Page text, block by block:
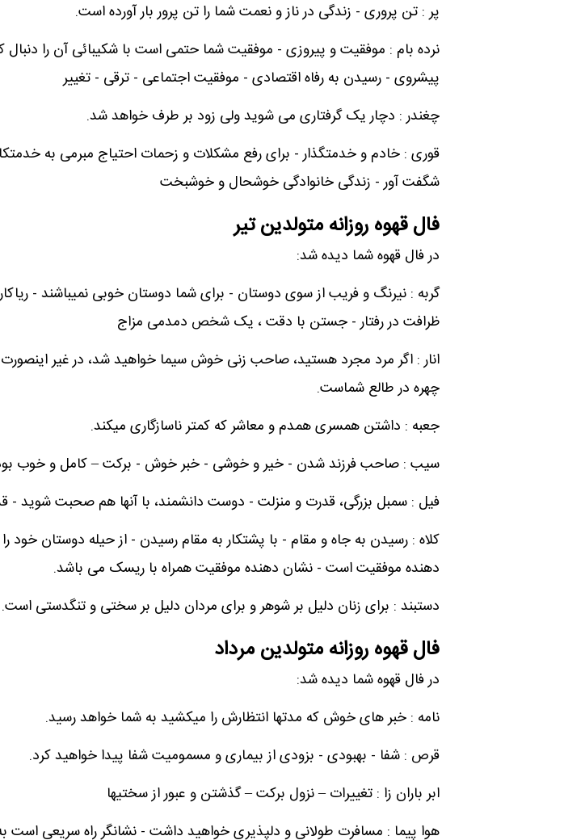
پر : تن پروری - زندگی در ناز و نعمت شما را تن پرور بار آورده است.
نرده بام : موفقیت و پیروزی - موفقیت شما حتمی است با شکیبائی آن را دنبال
پیشروی - رسیدن به رفاه اقتصادی - موفقیت اجتماعی - ترقی - تغییر
چغندر : دچار یک گرفتاری می شوید ولی زود بر طرف خواهد شد.
قوری : خادم و خدمتگذار - برای رفع مشکلات و زحمات احتیاج مبرمی به
شگفت آور - زندگی خانوادگی خوشحال و خوشبخت
فال قهوه روزانه متولدین تیر
در فال قهوه شما دیده شد:
گربه : نیرنگ و فریب از سوی دوستان - برای شما دوستان خوبی نمیباشند -
ظرافت در رفتار - جستن با دقت ، یک شخص دمدمی مزاج
انار : اگر مرد مجرد هستید، صاحب زنی خوش سیما خواهید شد، در غیر
چهره در طالع شماست.
جعبه : داشتن همسری همدم و معاشر که کمتر ناسازگاری میکند.
سیب : صاحب فرزند شدن - خیر و خوشی - خبر خوش - برکت – کامل و خوب
فیل : سمبل بزرگی، قدرت و منزلت - دوست دانشمند، با آنها هم صحبت شوید -
کلاه : رسیدن به جاه و مقام - با پشتکار به مقام رسیدن - از حیله دوستان خود
دهنده موفقیت است - نشان دهنده موفقیت همراه با ریسک می باشد.
دستبند : برای زنان دلیل بر شوهر و برای مردان دلیل بر سختی و تنگدستی است.
فال قهوه روزانه متولدین مرداد
در فال قهوه شما دیده شد:
نامه : خبر های خوش که مدتها انتظارش را میکشید به شما خواهد رسید.
قرص : شفا - بهبودی - بزودی از بیماری و مسمومیت شفا پیدا خواهید کرد.
ابر باران زا : تغییرات – نزول برکت – گذشتن و عبور از سختیها
هوا پیما : مسافرت طولانی و دلپذیری خواهید داشت - نشانگر راه سریعی